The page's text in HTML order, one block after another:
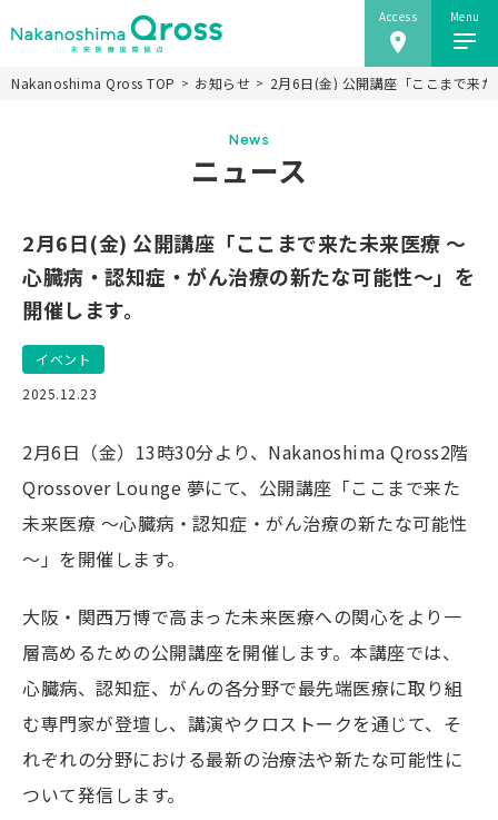
Access Menu
Nakanoshima Qrossについて
未来医療推進機構
事業紹介
ニュース
施設情報
研究会
アクセス
JP EN
Nakanoshima Qross TOP お知らせ 2月6日(金) 公開講座「ここまで来
News
ニュース
2月6日(金) 公開講座「ここまで来た未来医療 ～
心臓病・認知症・がん治療の新たな可能性～」を
開催します。
イベント
2025.12.23
2月6日（金）13時30分より、Nakanoshima Qross2階
Qrossover Lounge 夢にて、公開講座「ここまで来た
未来医療 ～心臓病・認知症・がん治療の新たな可能性
～」を開催します。
大阪・関西万博で高まった未来医療への関心をより一
層高めるための公開講座を開催します。本講座では、
心臓病、認知症、がんの各分野で最先端医療に取り組
む専門家が登壇し、講演やクロストークを通じて、そ
れぞれの分野における最新の治療法や新たな可能性に
ついて発信します。